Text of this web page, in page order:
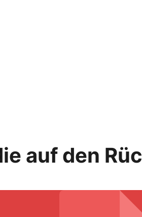
auf den